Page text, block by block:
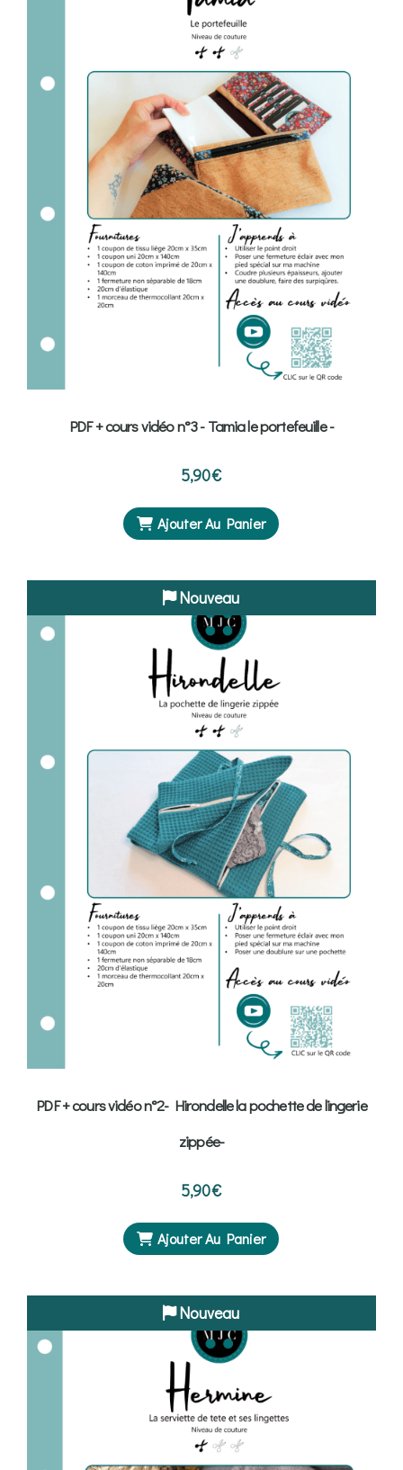
PDF + cours vidéo n°3 - Tamia le portefeuille -
5,90€
Ajouter Au Panier
Nouveau
PDF + cours vidéo n°2- Hirondelle la pochette de lingerie
zippée-
5,90€
Ajouter Au Panier
Nouveau